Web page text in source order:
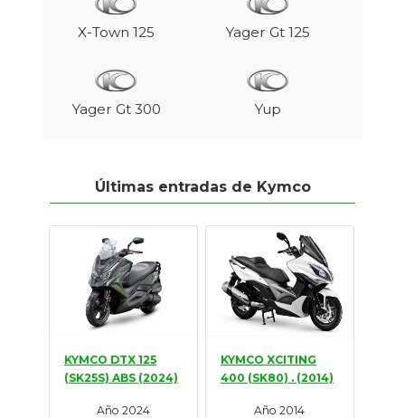
X-Town 125 Yager Gt 125
Yager Gt 300 Yup
Últimas entradas de Kymco
KYMCO DTX 125
(SK25S) ABS (2024)
Año 2024
KYMCO XCITING
400 (SK80) . (2014)
Año 2014